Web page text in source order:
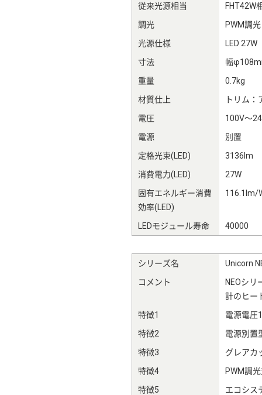
従来光源相当
FHT42W
調光
PWM調光
光源仕様
LED 27W
寸法
幅
重量
0.7kg
材質仕上
トリム
電圧
100V～
電源
別置
定格光束(LED)
3136lm
消費電力(LED)
27W
固有エネルギー消費
効率(LED)
116.1lm/
LEDモジュール寿命 40000
シリーズ名
Unicorn
コメント
NEOシ
計のヒー
特徴1
電源電圧
特徴2
電源別置
特徴3
グレアカ
特徴4
PWM調
特徴5
エコシス